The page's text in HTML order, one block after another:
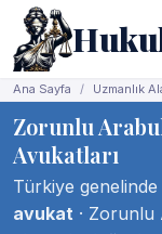
Ana Sayfa Uzmanlık
Zorunlu
Avukatları
Türkiye genelinde
avukat ·